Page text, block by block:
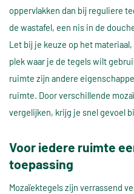
oppervlakken dan bij reguliere
de wastafel, een nis in de
Let bij je keuze op het
plek waar je de tegels wilt
ruimte zijn andere
ruimte. Door verschillende
vergelijken, krijg je snel gevoel
Voor iedere ruimte
toepassing
Mozaïektegels zijn verrassend